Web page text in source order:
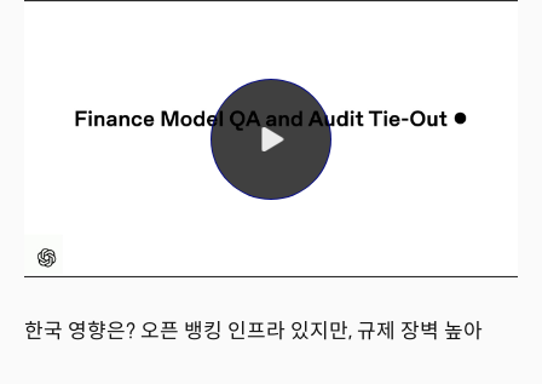
한국 영향은? 오픈 뱅킹 인프라 있지만, 규제 장벽 높아